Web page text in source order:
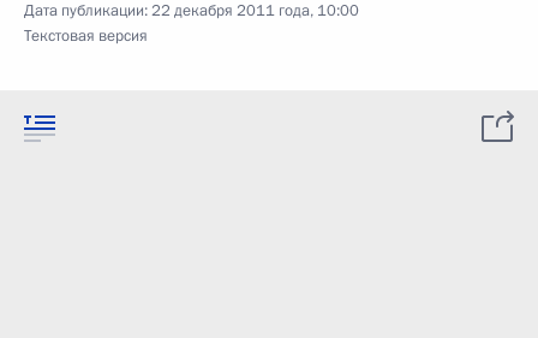
Дата публикации:22 декабря 2011 года, 10:00
Текстовая версия